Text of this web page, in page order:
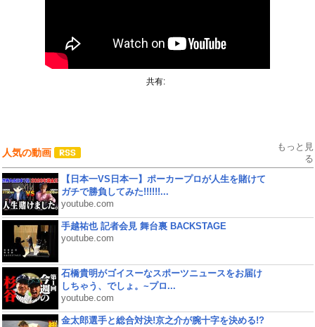
共有:
人気の動画
もっと見
る
【日本一VS日本一】ポーカープロが人生を賭けて
ガチで勝負してみた!!!!!!...
youtube.com
手越祐也 記者会見 舞台裏 BACKSTAGE
youtube.com
石橋貴明がゴイスーなスポーツニュースをお届け
しちゃう、でしょ。~プロ...
youtube.com
金太郎選手と総合対決!京之介が腕十字を決める!?